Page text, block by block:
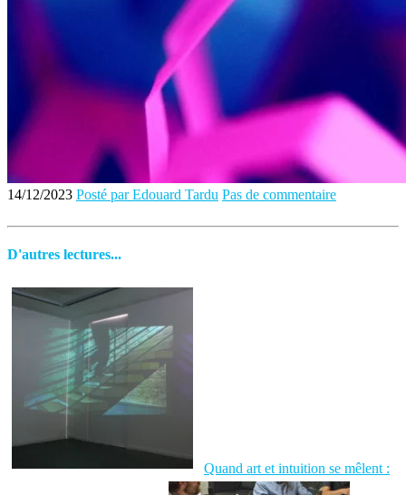
14/12/2023 Posté par Edouard Tardu Pas de commentaire
D'autres lectures...
Quand art et intuition se mêlent :